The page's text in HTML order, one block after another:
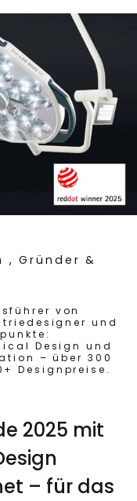
, Gründer &
von
und
Design und
– über 300
Designpreise.
2025 mit
– für das